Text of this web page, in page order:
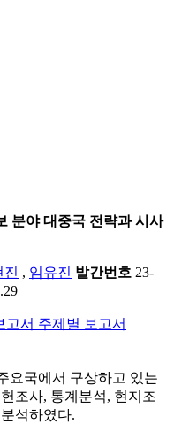
분야 대중국 전략과 시사
진 , 임유진 발간번호 23-
고서 주제별 보고서
요국에서 구상하고 있는
조사, 통계분석, 현지조
석하였다.